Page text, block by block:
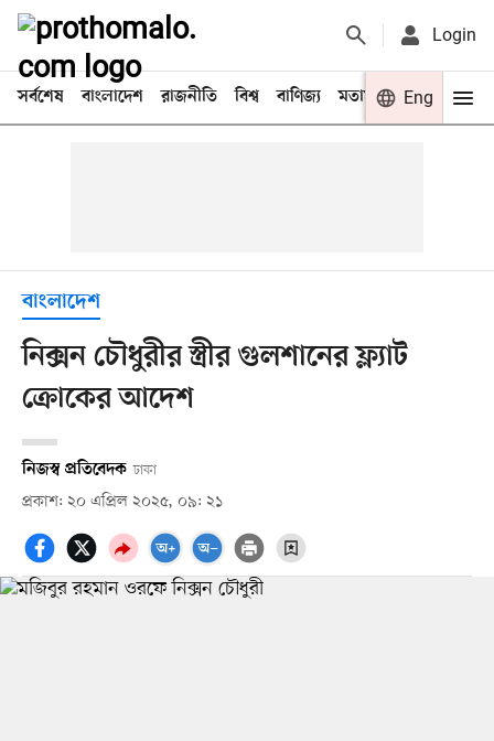
Login
সর্বশেষ বাংলাদেশ রাজনীতি বিশ্ব বাণিজ্য মতামত খেলা
Eng
বাংলাদেশ
নিক্সন চৌধুরীর স্ত্রীর গুলশানের ফ্ল্যাট
ক্রোকের আদেশ
নিজস্ব প্রতিবেদক ঢাকা
প্রকাশ: ২০ এপ্রিল ২০২৫, ০৯: ২১